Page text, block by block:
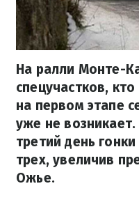
На ралли Монте-
спецучастков,
на первом этапе
уже не
третий день
трех, увеличив
Ожье.